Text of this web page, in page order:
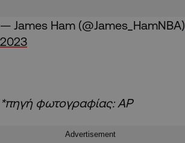
— James Ham (@James_HamNBA)
2023
*πηγή φωτογραφίας: ΑΡ
Advertisement